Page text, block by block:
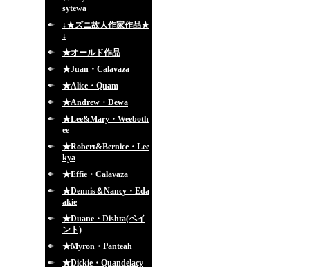
sytewa
↓★ズニ故人作家作品★
↓
★オールド作品
★Juan・Calavaza
★Alice・Quam
★Andrew・Dewa
★Lee&Mary・Weeboth
ee
★Robert&Bernice・Lee
kya
★Effie・Calavaza
★Dennis＆Nancy・Eda
akie
★Duane・Dishta(ペイ
ント)
★Myron・Panteah
★Dickie・Quandelacy